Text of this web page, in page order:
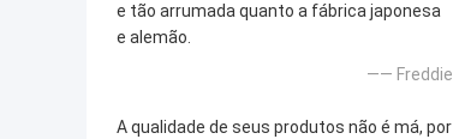
e tão arrumada quanto a fábrica japonesa
e alemão.
—— Freddie
A qualidade de seus produtos não é má, por